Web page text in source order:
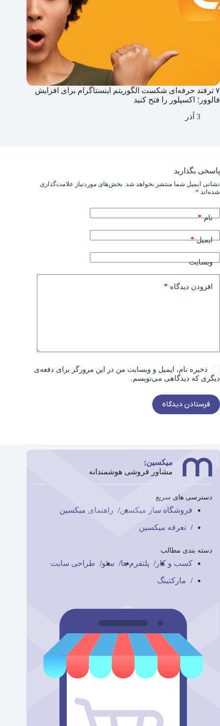
۷ ترفند حرفه‌ای شکست الگوریتم اینستاگرام برای افزایش
فالوور؛ اکسپلور را فتح کنید
3 آذر
پاسخی بگذارید
نشانی ایمیل شما منتشر نخواهد شد. بخش‌های موردنیاز علامت‌گذاری
شده‌اند *
نام*
ایمیل*
وبسایت
افزودن دیدگاه *
ذخیره نام، ایمیل و وبسایت من در این مرورگر برای دفعه‌ی
دیگری که دیدگاهی می‌نویسم.
فرستادن دیدگاه
میکسین;
مشاور فروشی هوشمندانه
دسترسی های سریع
فروشگاه ساز میکسین راهنمای میکسین
تعرفه میکسین
دسته بندی مطالب
کسب و کار پلتفرم ها سئو طراحی سایت
مارکتینگ